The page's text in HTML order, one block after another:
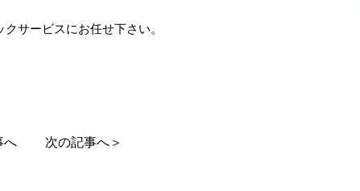
サービスにお任せ下さい。
へ 次の記事へ＞